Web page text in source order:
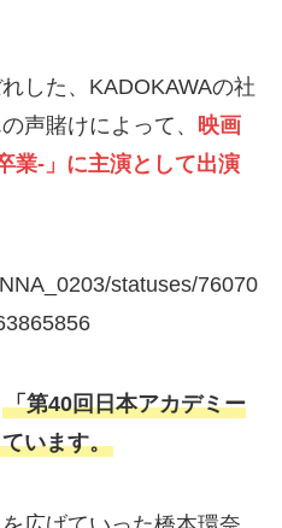
した、KADOKAWAの社
声賭けによって、
映画
業-」に主演として出演
statuses/76070
「第40回日本アカデミー
います。